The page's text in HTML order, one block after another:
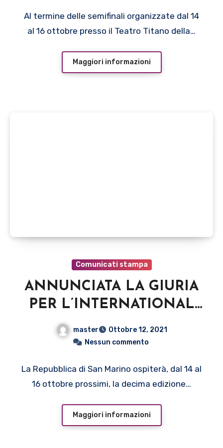
FESTIVAL
Al termine delle semifinali organizzate dal 14
al 16 ottobre presso il Teatro Titano della…
Maggiori informazioni
Comunicati stampa
ANNUNCIATA LA GIURIA
PER L’INTERNATIONAL
FESTIVAL PARTNER,
GRAN GALÀ DEI
OTTOBRE PRESSO IL
MARINO)
master
Ottobre 12, 2021
Nessun commento
La Repubblica di San Marino ospiterà, dal 14 al
16 ottobre prossimi, la decima edizione…
Maggiori informazioni